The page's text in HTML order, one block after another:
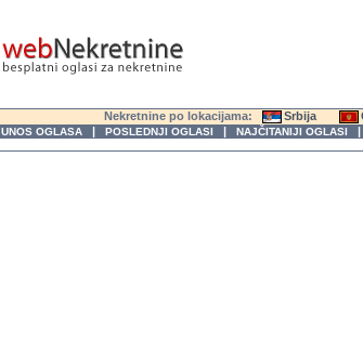
Nekretnine po lokacijama: Srbija
UNOS OGLASA | POSLEDNJI OGLASI | NAJČITANIJI OGLASI |